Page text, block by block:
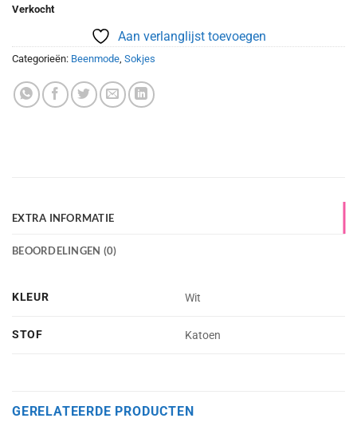
Verkocht
Aan verlanglijst toevoegen
Categorieën: Beenmode Sokjes
EXTRA INFORMATIE
BEOORDELINGEN (0)
KLEUR Wit
STOF Katoen
GERELATEERDE PRODUCTEN